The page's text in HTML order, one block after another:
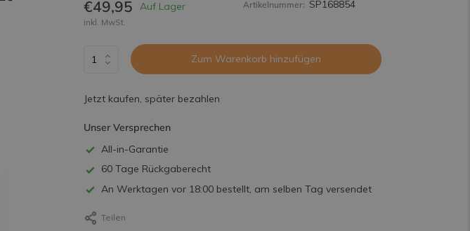
Benutzerkonto
€49,95 Auf Lager
inkl. MwSt.
Artikelnummer: SP168854
Zum Warenkorb hinzufügen
Jetzt kaufen, später bezahlen
Unser Versprechen
All-in-Garantie
60 Tage Rückgaberecht
An Werktagen vor 18:00 bestellt, am selben Tag versendet
Teilen